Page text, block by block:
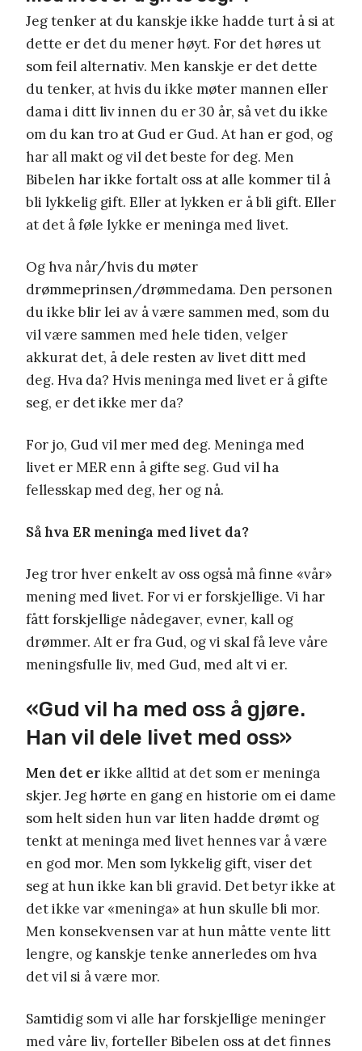
Jeg tenker at du kanskje ikke hadde turt å si at
dette er det du mener høyt. For det høres ut
som feil alternativ. Men kanskje er det dette
du tenker, at hvis du ikke møter mannen eller
dama i ditt liv innen du er 30 år, så vet du ikke
om du kan tro at Gud er Gud. At han er god, og
har all makt og vil det beste for deg. Men
Bibelen har ikke fortalt oss at alle kommer til å
bli lykkelig gift. Eller at lykken er å bli gift. Eller
at det å føle lykke er meninga med livet.
Og hva når/hvis du møter
drømmeprinsen/drømmedama. Den personen
du ikke blir lei av å være sammen med, som du
vil være sammen med hele tiden, velger
akkurat det, å dele resten av livet ditt med
deg. Hva da? Hvis meninga med livet er å gifte
seg, er det ikke mer da?
For jo, Gud vil mer med deg. Meninga med
livet er MER enn å gifte seg. Gud vil ha
fellesskap med deg, her og nå.
Så hva ER meninga med livet da?
Jeg tror hver enkelt av oss også må finne «vår»
mening med livet. For vi er forskjellige. Vi har
fått forskjellige nådegaver, evner, kall og
drømmer. Alt er fra Gud, og vi skal få leve våre
meningsfulle liv, med Gud, med alt vi er.
«Gud vil ha med oss å gjøre.
Han vil dele livet med oss»
Men det er ikke alltid at det som er meninga
skjer. Jeg hørte en gang en historie om ei dame
som helt siden hun var liten hadde drømt og
tenkt at meninga med livet hennes var å være
en god mor. Men som lykkelig gift, viser det
seg at hun ikke kan bli gravid. Det betyr ikke at
det ikke var «meninga» at hun skulle bli mor.
Men konsekvensen var at hun måtte vente litt
lengre, og kanskje tenke annerledes om hva
det vil si å være mor.
Samtidig som vi alle har forskjellige meninger
med våre liv, forteller Bibelen oss at det finnes